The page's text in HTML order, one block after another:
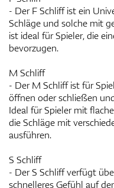
- Der F Schliff ist ein
Schläge und solche mit
ist ideal für Spieler, die
bevorzugen.
M Schliff
- Der M Schliff ist für
öffnen oder schließen
Ideal für Spieler mit
die Schläge mit
ausführen.
S Schliff
- Der S Schliff verfügt
schnelleres Gefühl auf